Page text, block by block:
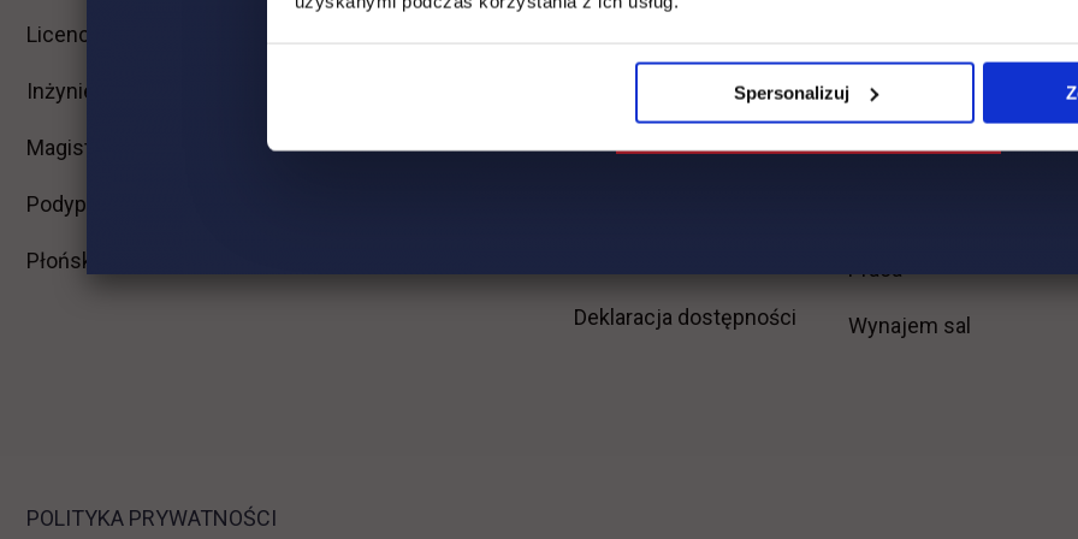
Spersonalizuj
Licencjackie
Inżynierskie
Magisterskie
Podyplomowe
Płońsk
Biblioteka Baza dydaktyczna
Deklaracja dostępności
Logistyki
Wydział Inżynieryjny
Praca
Wynajem sal
POLITYKA PRYWATNOŚCI